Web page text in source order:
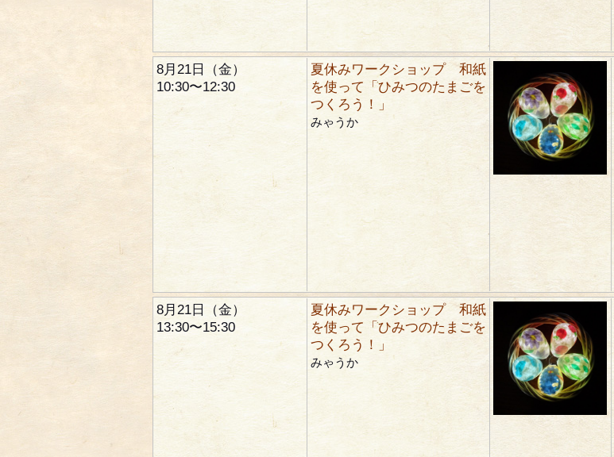
8月21日（金）
10:30〜12:30
夏休みワークショップ 和紙
を使って「ひみつのたまごを
つくろう！」
みゃうか
8月21日（金）
13:30〜15:30
夏休みワークショップ 和紙
を使って「ひみつのたまごを
つくろう！」
みゃうか